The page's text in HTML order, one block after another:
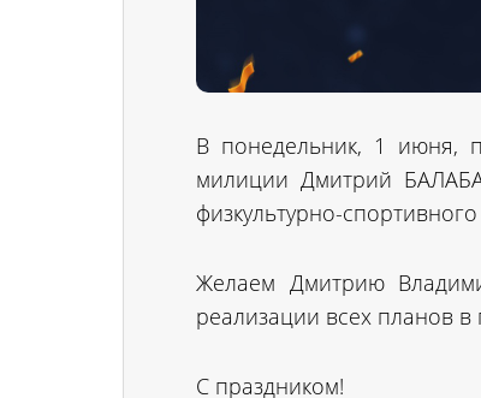
В понедельник, 1 июня,
милиции Дмитрий
физкультурно-
Желаем Дмитрию
реализации всех планов
С праздником!